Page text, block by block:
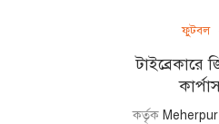
ফুটবল
টাইব্রেকারে
কর্তৃক